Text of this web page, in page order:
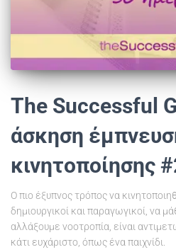
The Successful
άσκηση
κινητοποίησης
Ο πιο έξυπνος τρόπος να
δημιουργικοί και παραγωγικοί, να
αλλάξουμε νοοτροπία, είναι
κάτι ευχάριστο, όπως ένα παιχνίδι.